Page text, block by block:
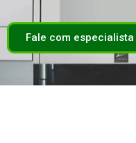
Fale com especialista